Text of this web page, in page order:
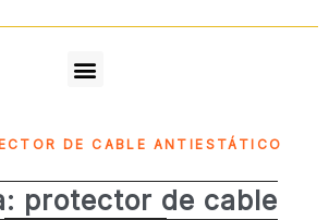
DE CABLE ANTIESTÁTICO
protector de cable